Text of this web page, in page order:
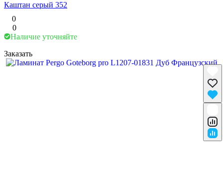
Каштан серый 352
0
0
Наличие уточняйте
Заказать